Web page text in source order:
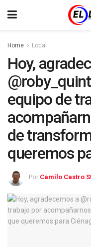
Home Local
Hoy,
equipo de
de
queremos
Por Camilo Castro